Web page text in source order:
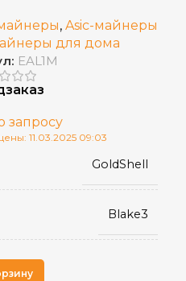
, Asic-майнеры
для дома
EAL1M
запросу
11.03.2025 09:03
GoldShell
Blake3